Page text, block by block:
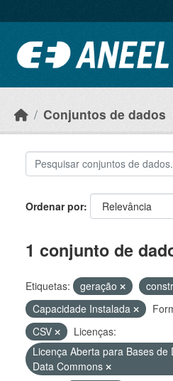
Conjuntos de dados
Ordenar por
1 conjunto de
Etiquetas: geração
Capacidade Instalada
CSV
Licenças:
Licença Aberta para Bases
Data Commons